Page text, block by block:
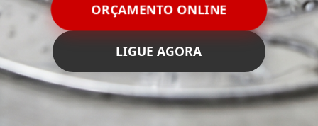
ORÇAMENTO ONLINE
LIGUE AGORA